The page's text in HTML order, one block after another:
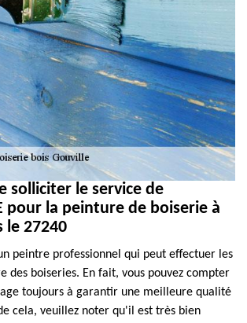
solliciter le service de
pour la peinture de boiserie à
le 27240
peintre professionnel qui peut effectuer les
des boiseries. En fait, vous pouvez compter
toujours à garantir une meilleure qualité
cela, veuillez noter qu'il est très bien